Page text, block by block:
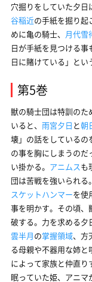
穴掘りをしていた夕日
谷稲近の手紙を掘り起
めに亀の騎士、 月代雪
日が手紙を見つける
日に賭けている」とい
第5巻
獣の騎士団は特訓のた
いると、 雨宮夕日 と朝
壊」の話をしているの
の事を胸にしまうの
い掛かる。 アニムスも
団は苦戦を強いられる
スケットハンマーを使
事を明かす。その頃
破する。力を求める夕
雲半月の掌握領域、方
る母親や不器用な姉
によって家族と仲直
眠っていた姫、アニ